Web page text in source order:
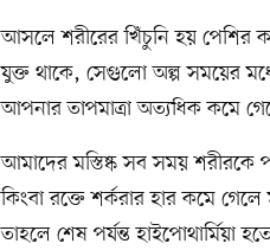
আসলে শরীরের খিঁচুনি হয় পেশির
যুক্ত থাকে, সেগুলো অল্প সময়ের
আপনার তাপমাত্রা অত্যধিক কমে
আমাদের মস্তিষ্ক সব সময় শরীরকে
কিংবা রক্তে শর্করার হার কমে
তাহলে শেষ পর্যন্ত হাইপোথার্মিয়া